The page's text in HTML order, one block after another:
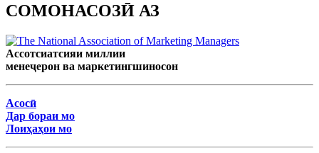
СОМОНАСОЗӢ АЗ
Ассотсиатсияи миллии
менеҷерон ва маркетингшиносон
Асосӣ
Дар бораи мо
Лоиҳаҳои мо